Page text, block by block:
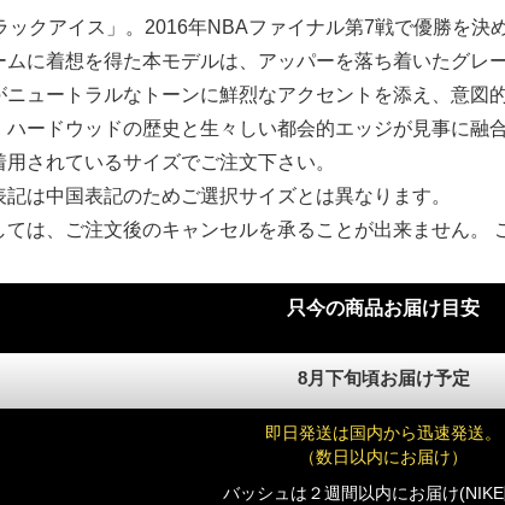
ックアイス」。2016年NBAファイナル第7戦で優勝を決
に着想を得た本モデルは、アッパーを落ち着いたグレ
ュートラルなトーンに鮮烈なアクセントを添え、意図
ードウッドの歴史と生々しい都会的エッジが見事に融
されているサイズでご注文下さい。
は中国表記のためご選択サイズとは異なります。
は、ご注文後のキャンセルを承ることが出来ません。
只今の商品お届け目安
8月下旬頃お届け予定
即日発送は国内から迅速発送。
（数日以内にお届け）
バッシュは２週間以内にお届け